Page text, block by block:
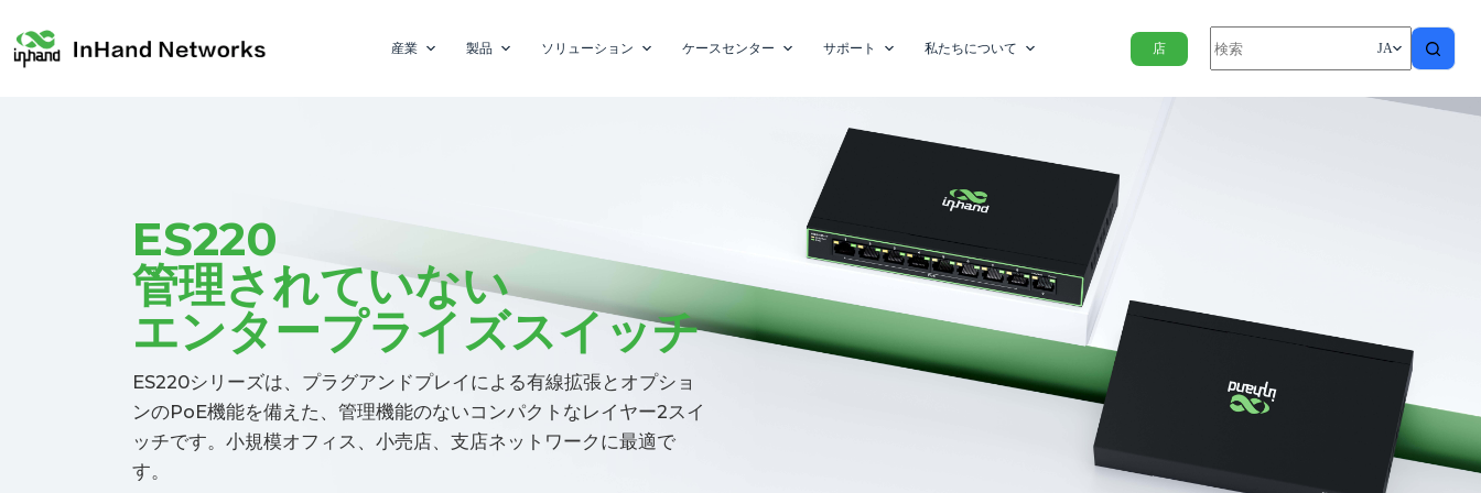
産業 製品 ソリューション ケースセンター サポート 私たちについて 店 JA
ES220
管理されていない
エンタープライズスイッチ
ES220シリーズは、プラグアンドプレイによる有線拡張とオプショ
ンのPoE機能を備えた、管理機能のないコンパクトなレイヤー2スイ
ッチです。小規模オフィス、小売店、支店ネットワークに最適で
す。